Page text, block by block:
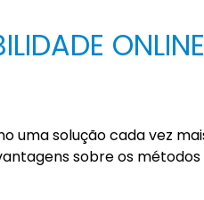
uma solução cada vez
sobre os métodos